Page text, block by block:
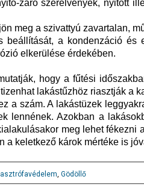
záró szerelvények, nyitott
meg a szivattyú zavartalan,
beállítását, a kondenzáció és
elkerülése érdekében.
hogy a fűtési
lakástűzhöz riasztják a
a szám. A lakástüzek
lennének. Azokban a
meg lehet fékezni
a keletkező károk mértéke is
, Gödöllő